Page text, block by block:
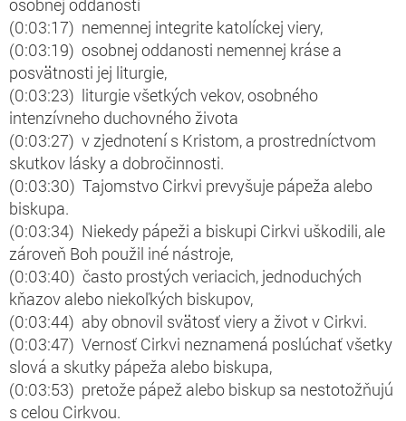
osobnej oddanosti
(0:03:17) nemennej integrite katolíckej viery,
(0:03:19) osobnej oddanosti nemennej kráse a
posvätnosti jej liturgie,
(0:03:23) liturgie všetkých vekov, osobného
intenzívneho duchovného života
(0:03:27) v zjednotení s Kristom, a prostredníctvom
skutkov lásky a dobročinnosti.
(0:03:30) Tajomstvo Cirkvi prevyšuje pápeža alebo
biskupa.
(0:03:34) Niekedy pápeži a biskupi Cirkvi uškodili, ale
zároveň Boh použil iné nástroje,
(0:03:40) často prostých veriacich, jednoduchých
kňazov alebo niekoľkých biskupov,
(0:03:44) aby obnovil svätosť viery a život v Cirkvi.
(0:03:47) Vernosť Cirkvi neznamená poslúchať všetky
slová a skutky pápeža alebo biskupa,
(0:03:53) pretože pápež alebo biskup sa nestotožňujú
s celou Cirkvou.